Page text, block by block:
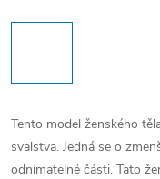
Tento model ženského
svalstva. Jedná se o
odnímatelné části. Tato